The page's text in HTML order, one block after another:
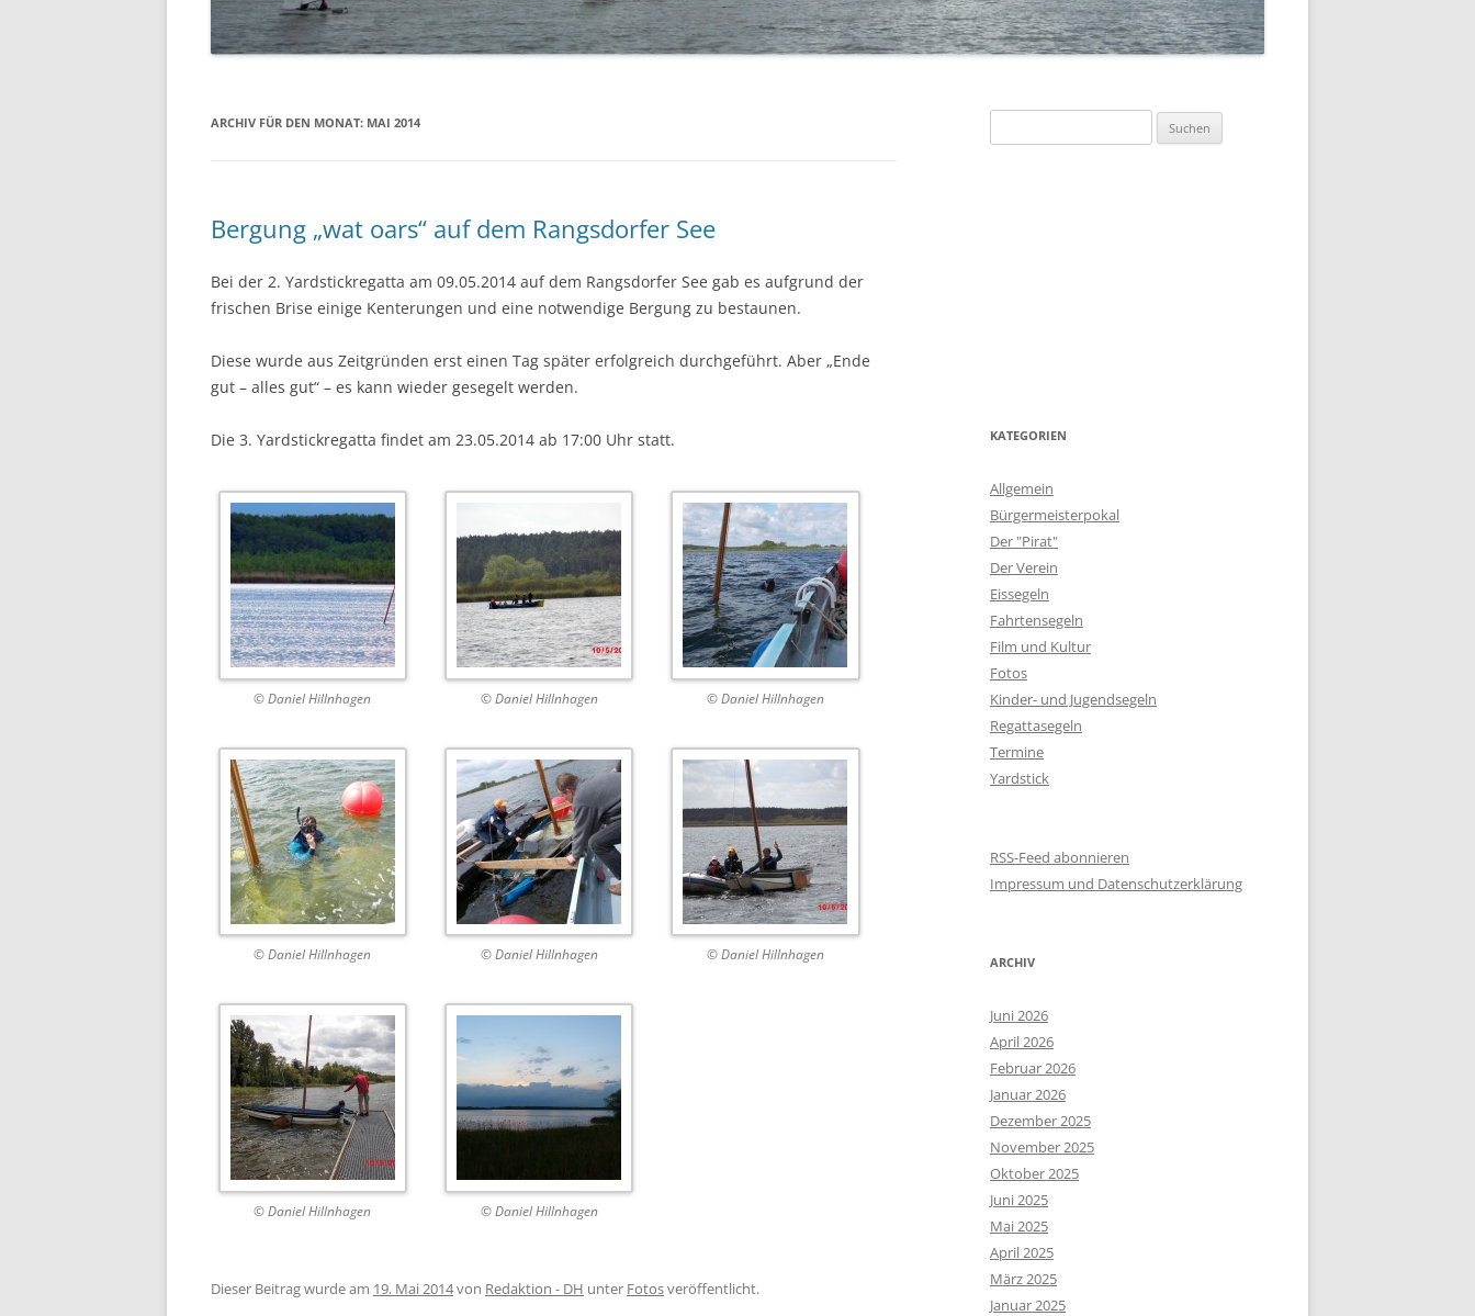
BÜRGERMEISTERPOKAL 2019
TAG
TAG
SOMMERFLOTTILLE 2023 –
„DÄNEMARK-INSEL BORNHOLM“
SOMMERFLOTTILLE 2016 –
07.06.2014 PFINGSTREGATTA
ARCHIV FÜR DEN MONAT: MAI 2014
Bergung „wat oars“ auf dem Rangsdorfer See
Bei der 2. Yardstickregatta am 09.05.2014 auf dem Rangsdorfer See gab es aufgrund der
frischen Brise einige Kenterungen und eine notwendige Bergung zu bestaunen.
Diese wurde aus Zeitgründen erst einen Tag später erfolgreich durchgeführt. Aber „Ende
gut – alles gut“ – es kann wieder gesegelt werden.
Die 3. Yardstickregatta findet am 23.05.2014 ab 17:00 Uhr statt.
© Daniel Hillnhagen © Daniel Hillnhagen © Daniel Hillnhagen
© Daniel Hillnhagen © Daniel Hillnhagen © Daniel Hillnhagen
© Daniel Hillnhagen © Daniel Hillnhagen
Dieser Beitrag wurde am 19. Mai 2014von Redaktion - DH unter Fotosveröffentlicht.
nach:
KATEGORIEN
Allgemein
Bürgermeisterpokal
Der "Pirat"
Der Verein
Eissegeln
Fahrtensegeln
Film und Kultur
Fotos
Kinder- und Jugendsegeln
Regattasegeln
Termine
Yardstick
RSS-Feed abonnieren
Impressum und Datenschutzerklärung
ARCHIV
Juni 2026
April 2026
Februar 2026
Januar 2026
Dezember 2025
November 2025
Oktober 2025
Juni 2025
Mai 2025
April 2025
März 2025
Januar 2025